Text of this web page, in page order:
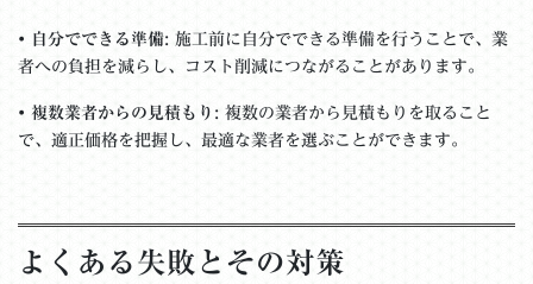
• 自分でできる準備: 施工前に自分でできる準備を行うことで、業
者への負担を減らし、コスト削減につながることがあります。
• 複数業者からの見積もり : 複数の業者から見積もりを取ること
で、適正価格を把握し、最適な業者を選ぶことができます。
よくある失敗とその対策